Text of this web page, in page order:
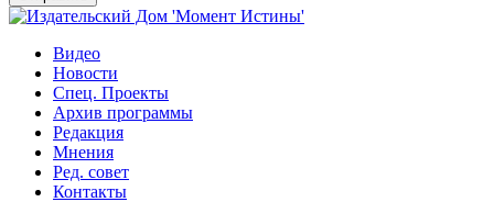
Видео
Новости
Спец. Проекты
Архив программы
Редакция
Мнения
Ред. совет
Контакты